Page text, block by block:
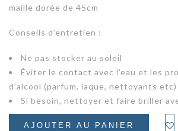
maille dorée de 45cm
Conseils d’entretien :
Ne pas stocker au soleil
Éviter le contact avec l’eau et les
d’alcool (parfum, laque, nettoyants etc)
Si besoin, nettoyer et faire briller
AJOUTER AU PANIER